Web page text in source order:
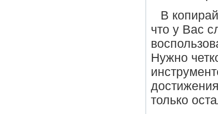
В
что у Вас
Нужно
только